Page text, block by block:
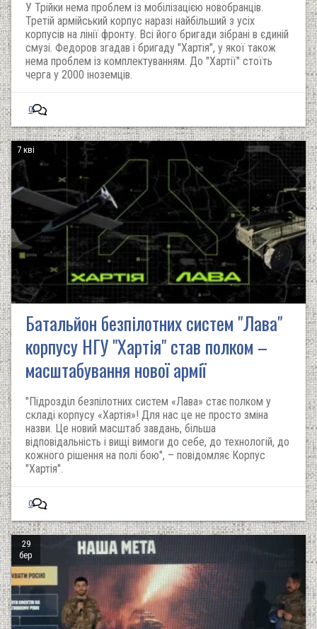
У Трійки нема проблем із мобілізацією новобранців.
Третій армійський корпус наразі найбільший з усіх
корпусів на лінії фронту. Всі його бригади зібрані в єдиній
смузі. Федоров згадав і бригаду "Хартія", у якої також
нема проблем із комплектуванням. До "Хартії" стоїть
черга у 2000 іноземців.
0
7 кві
Батальйон безпілотних систем "Лава"
корпусу НГУ "Хартія" став полком –
масштабування нової армії
"Підрозділ безпілотних систем «Лава» стає полком у
складі корпусу «Хартія»! Для нас це не просто зміна
назви. Це новий масштаб завдань, більша
відповідальність і вищі вимоги до себе, до технологій, до
кожного рішення на полі бою", – повідомляє Корпус
"Хартія".
0
29
бер